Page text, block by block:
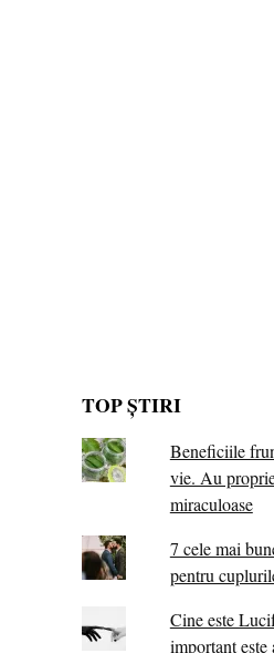
TOP ȘTIRI
Beneficiile
vie. Au
miraculoase
7 cele mai
pentru
Cine este
important este